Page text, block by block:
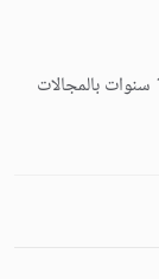
صيدلانية- خريجة جامعة دمشق-خبرة 10 سنوات بالمجالات